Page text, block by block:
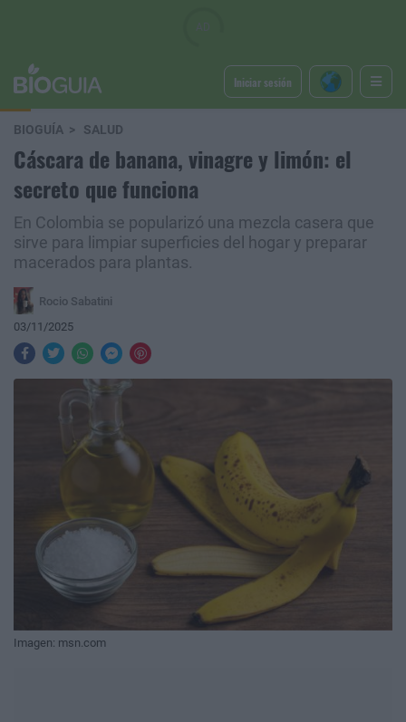
Iniciar sesión
BIOGUÍA SALUD
Cáscara de banana, vinagre y limón: el
secreto que funciona
En Colombia se popularizó una mezcla casera que
sirve para limpiar superficies del hogar y preparar
macerados para plantas.
Rocio Sabatini
03/11/2025
Imagen: msn.com